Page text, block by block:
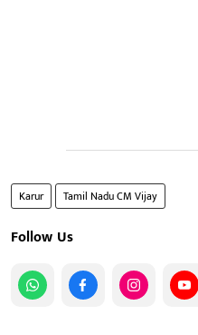
Karur Tamil Nadu CM Vijay
Follow Us